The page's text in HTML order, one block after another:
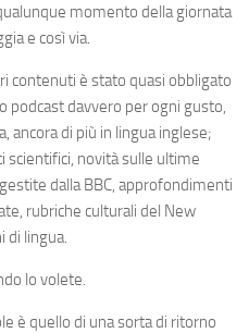
momento della giornata
e così via.
contenuti è stato quasi obbligato
podcast davvero per ogni gusto,
ancora di più in lingua inglese;
novità sulle ultime
dalla BBC, approfondimenti
rubriche culturali del New
di lingua.
lo volete.
è quello di una sorta di ritorno